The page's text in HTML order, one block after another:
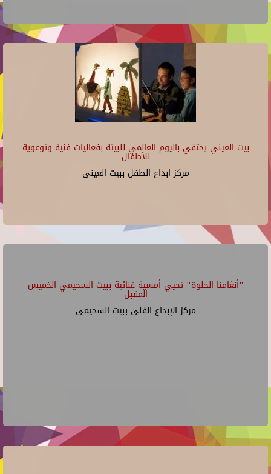
بيت العيني يحتفي باليوم العالمي للبيئة بفعاليات فنية وتوعوية
للأطفال
مركز ابداع الطفل ببيت العينى
"أنغامنا الحلوة" تحيي أمسية غنائية ببيت السحيمي الخميس
المقبل
مركز الإبداع الفنى ببيت السحيمى